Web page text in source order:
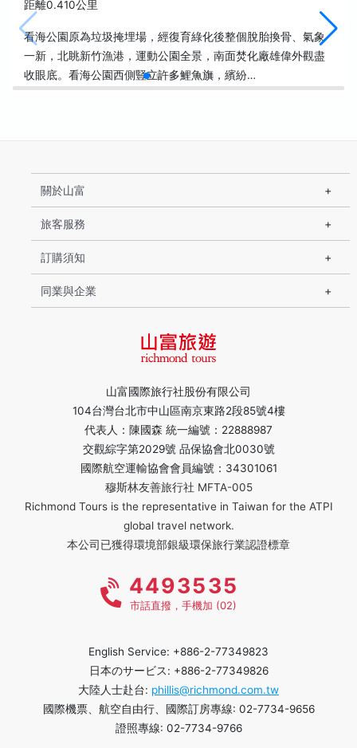
距離0.410公里
看海公園原為垃圾掩埋場，經復育綠化後整個脫胎換骨、氣象
一新，北眺新竹漁港，運動公園全景，南面焚化廠雄偉外觀盡
收眼底。看海公園西側豎立許多鯉魚旗，繽紛…
山富國際旅行社股份有限公司
104台灣台北市中山區南京東路2段85號4樓
代表人：陳國森 統一編號：22888987
交觀綜字第2029號 品保協會北0030號
國際航空運輸協會會員編號：34301061
穆斯林友善旅行社 MFTA-005
Richmond Tours is the representative in Taiwan for the ATPI
global travel network.
本公司已獲得環境部銀級環保旅行業認證標章
關於山富
旅客服務
訂購須知
同業與企業
4493535
市話直撥，手機加 (02)
English Service: +886-2-77349823
日本のサービス: +886-2-77349826
大陸人士赴台: phillis@richmond.com.tw
國際機票、航空自由行、國際訂房專線: 02-7734-9656
證照專線: 02-7734-9766